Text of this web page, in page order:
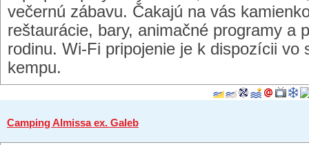
večernú zábavu. Čakajú na vás
reštaurácie, bary, animačné programy a
rodinu. Wi-Fi pripojenie je k dispozícii vo
kempu.
Camping Almissa ex. Galeb